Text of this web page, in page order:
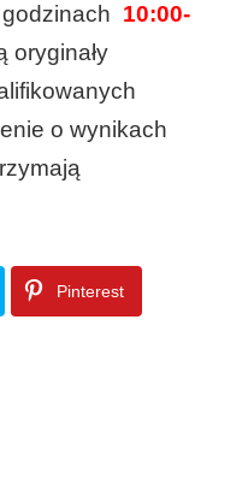
10:00-
oryginały
o wynikach
Pinterest